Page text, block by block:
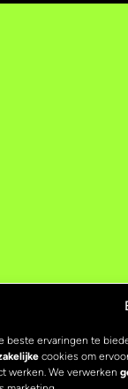
beste ervaringen te
cookies om
werken. We verwerken